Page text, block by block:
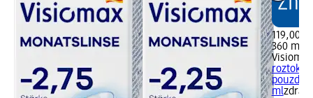
119,00
360 ml
Visiomax
roztok
ml